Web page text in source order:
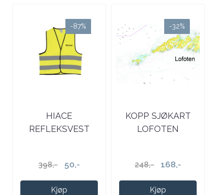
-87%
HIACE
REFLEKSVEST
398,- 50,-
Kjøp
-32%
KOPP SJØKART
LOFOTEN
248,- 168,-
Kjøp